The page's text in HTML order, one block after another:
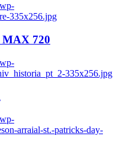
335x256.jpg
720
335x256.jpg
arraial-st.-patricks-day-